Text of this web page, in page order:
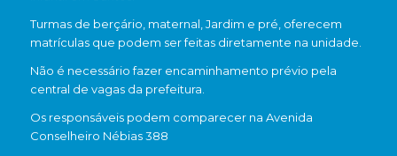
Turmas de berçário, maternal, Jardim e pré, oferecem
matrículas que podem ser feitas diretamente na unidade.
Não é necessário fazer encaminhamento prévio pela
central de vagas da prefeitura.
Os responsáveis podem comparecer na Avenida
Conselheiro Nébias 388